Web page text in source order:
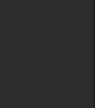
обработки персональных